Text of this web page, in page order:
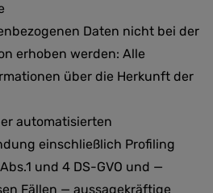
Daten nicht bei der
erhoben werden: Alle
über die Herkunft der
automatisierten
einschließlich Profiling
und 4 DS-GVO und —
Fällen — aussagekräftige